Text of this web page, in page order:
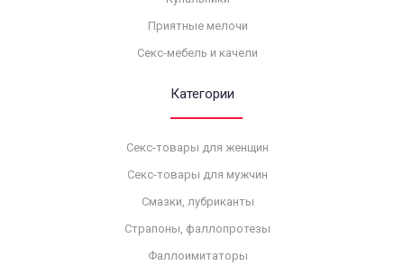
Приятные мелочи
Секс-мебель и качели
Категории
Секс-товары для женщин
Секс-товары для мужчин
Смазки, лубриканты
Страпоны, фаллопротезы
Фаллоимитаторы